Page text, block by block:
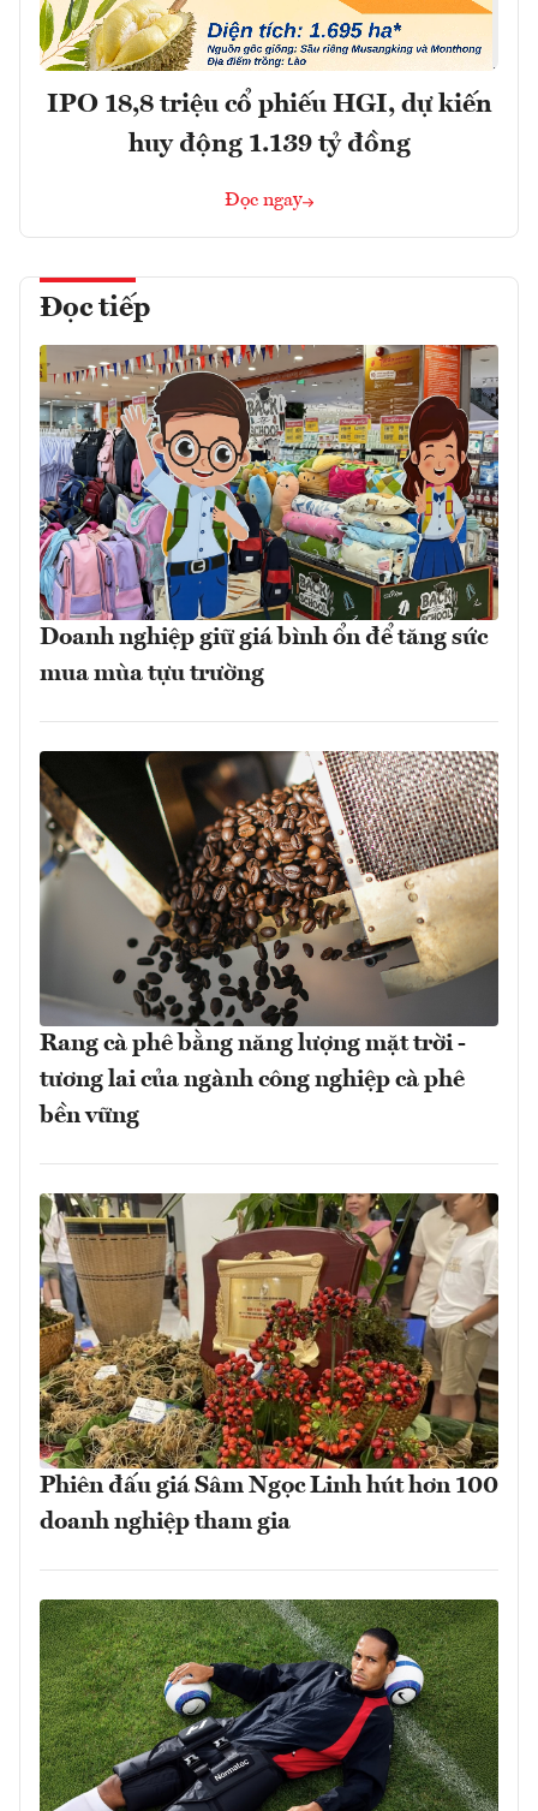
IPO 18,8 triệu cổ phiếu HGI, dự kiến
huy động 1.139 tỷ đồng
Đọc ngay
Đọc tiếp
Doanh nghiệp giữ giá bình ổn để tăng sức
mua mùa tựu trường
Rang cà phê bằng năng lượng mặt trời -
tương lai của ngành công nghiệp cà phê
bền vững
Phiên đấu giá Sâm Ngọc Linh hút hơn 100
doanh nghiệp tham gia